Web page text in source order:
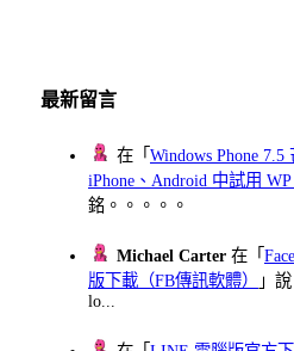
最新留言
在「Windows Phone
iPhone、Android 中試用
銘。。。。。
Michael Carter 在「
版下載（FB傳訊軟體）
」
lo...